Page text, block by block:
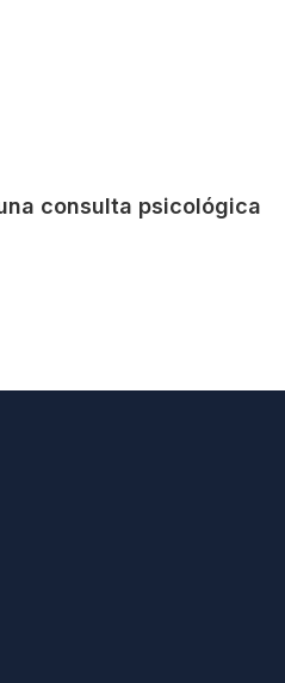
consulta psicológica